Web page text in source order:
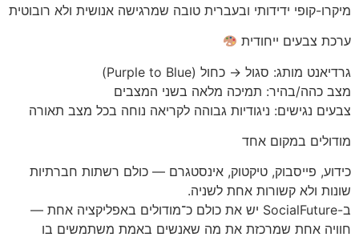
מיקרו-קופי ידידותי ובעברית טובה שמרגישה אנושית ולא רובוטית
ערכת צבעים ייחודית
גרדיאנט מותג: סגול → כחול (Purple to Blue)
מצב כהה/בהיר: תמיכה מלאה בשני המצבים
צבעים נגישים: ניגודיות גבוהה לקריאה נוחה בכל מצב תאורה
מודולים במקום אחד
כידוע, פייסבוק, טיקטוק, אינסטגרם — כולם רשתות חברתיות
שונות ולא קשורות אחת לשניה.
ב-SocialFuture יש את כולם כ־מודולים באפליקציה אחת —
חוויה אחת שמרכזת את מה שאנשים באמת משתמשים בו